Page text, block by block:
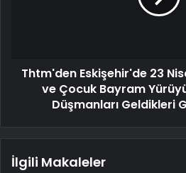
Thtm'den Eskişehir'de 23
ve Çocuk Bayram
Düşmanları Geldikleri
İlgili Makaleler